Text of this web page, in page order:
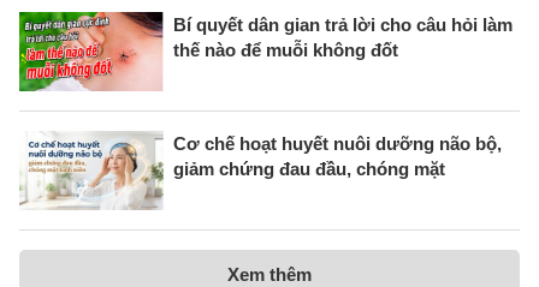
Bí quyết dân gian trả lời cho câu hỏi làm
thế nào để muỗi không đốt
Cơ chế hoạt huyết nuôi dưỡng não bộ,
giảm chứng đau đầu, chóng mặt
Xem thêm